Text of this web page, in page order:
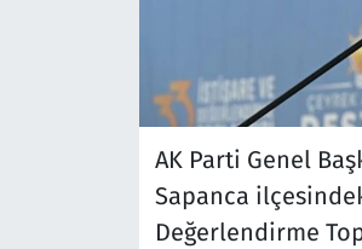
AK Parti Genel
Sapanca
Değerlendirme